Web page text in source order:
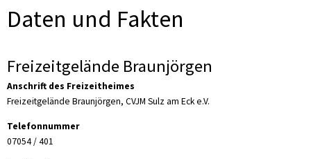
Daten und Fakten
Freizeitgelände Braunjörgen
Anschrift des Freizeitheimes
Freizeitgelände Braunjörgen, CVJM Sulz am Eck e.V.
Telefonnummer
07054 / 401